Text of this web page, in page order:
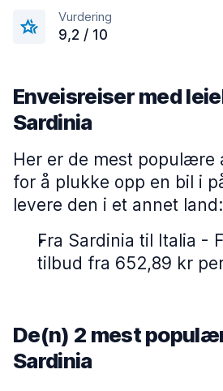
Vurdering
9,2 / 10
Enveisreiser med
Sardinia
Her er de mest populære
for å plukke opp en bil i
levere den i et annet land:
Fra Sardinia til Italia -
tilbud fra 652,89 kr
De(n) 2 mest
Sardinia